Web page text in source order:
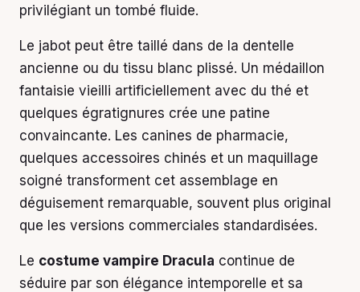
privilégiant un tombé fluide.
Le jabot peut être taillé dans de la dentelle
ancienne ou du tissu blanc plissé. Un médaillon
fantaisie vieilli artificiellement avec du thé et
quelques égratignures crée une patine
convaincante. Les canines de pharmacie,
quelques accessoires chinés et un maquillage
soigné transforment cet assemblage en
déguisement remarquable, souvent plus original
que les versions commerciales standardisées.
Le costume vampire Dracula continue de
séduire par son élégance intemporelle et sa